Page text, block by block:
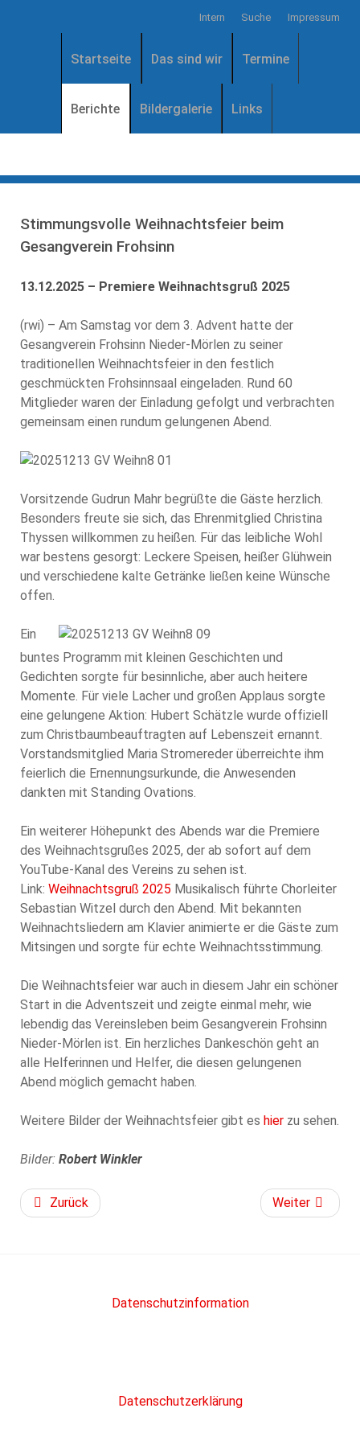
Intern Suche Impressum
Startseite Das sind wir Termine
Berichte Bildergalerie Links
Stimmungsvolle Weihnachtsfeier beim
Gesangverein Frohsinn
13.12.2025 – Premiere Weihnachtsgruß 2025
(rwi) – Am Samstag vor dem 3. Advent hatte der
Gesangverein Frohsinn Nieder-Mörlen zu seiner
traditionellen Weihnachtsfeier in den festlich
geschmückten Frohsinnsaal eingeladen. Rund 60
Mitglieder waren der Einladung gefolgt und verbrachten
gemeinsam einen rundum gelungenen Abend.
Vorsitzende Gudrun Mahr begrüßte die Gäste herzlich.
Besonders freute sie sich, das Ehrenmitglied Christina
Thyssen willkommen zu heißen. Für das leibliche Wohl
war bestens gesorgt: Leckere Speisen, heißer Glühwein
und verschiedene kalte Getränke ließen keine Wünsche
offen.
Ein
buntes Programm mit kleinen Geschichten und
Gedichten sorgte für besinnliche, aber auch heitere
Momente. Für viele Lacher und großen Applaus sorgte
eine gelungene Aktion: Hubert Schätzle wurde offiziell
zum Christbaumbeauftragten auf Lebenszeit ernannt.
Vorstandsmitglied Maria Stromereder überreichte ihm
feierlich die Ernennungsurkunde, die Anwesenden
dankten mit Standing Ovations.
Ein weiterer Höhepunkt des Abends war die Premiere
des Weihnachtsgrußes 2025, der ab sofort auf dem
YouTube-Kanal des Vereins zu sehen ist.
Link: Weihnachtsgruß 2025 Musikalisch führte Chorleiter
Sebastian Witzel durch den Abend. Mit bekannten
Weihnachtsliedern am Klavier animierte er die Gäste zum
Mitsingen und sorgte für echte Weihnachtsstimmung.
Die Weihnachtsfeier war auch in diesem Jahr ein schöner
Start in die Adventszeit und zeigte einmal mehr, wie
lebendig das Vereinsleben beim Gesangverein Frohsinn
Nieder-Mörlen ist. Ein herzliches Dankeschön geht an
alle Helferinnen und Helfer, die diesen gelungenen
Abend möglich gemacht haben.
Weitere Bilder der Weihnachtsfeier gibt es hier zu sehen.
Bilder: Robert Winkler
Zurück Weiter
Datenschutzinformation
Datenschutzerklärung